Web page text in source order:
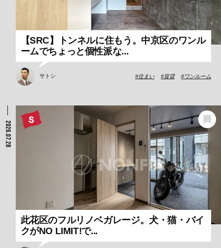
【SRC】トンネルに住もう。中京区のワンル
ームでちょっと個性派な...
サトシ 住まい 賃貸 ワンルーム
2026.07.28
此花区のフルリノベガレージ。犬・猫・バイ
クがNO LIMIT!で...